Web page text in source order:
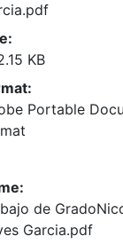
KB
Portable
de
Garcia.pdf